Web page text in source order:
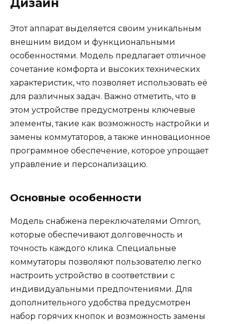
Дизайн
Этот аппарат выделяется своим уникальным
внешним видом и функциональными
особенностями. Модель предлагает отличное
сочетание комфорта и высоких технических
характеристик, что позволяет использовать её
для различных задач. Важно отметить, что в
этом устройстве предусмотрены ключевые
элементы, такие как возможность настройки и
замены коммутаторов, а также инновационное
программное обеспечение, которое упрощает
управление и персонализацию.
Основные особенности
Модель снабжена переключателями Omron,
которые обеспечивают долговечность и
точность каждого клика. Специальные
коммутаторы позволяют пользователю легко
настроить устройство в соответствии с
индивидуальными предпочтениями. Для
дополнительного удобства предусмотрен
набор горячих кнопок и возможность замены